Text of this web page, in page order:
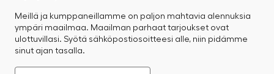
Meillä ja kumppaneillamme on paljon mahtavia alennuksia
ympäri maailmaa. Maailman parhaat tarjoukset ovat
ulottuvillasi. Syötä sähköpostiosoitteesi alle, niin pidämme
sinut ajan tasalla.